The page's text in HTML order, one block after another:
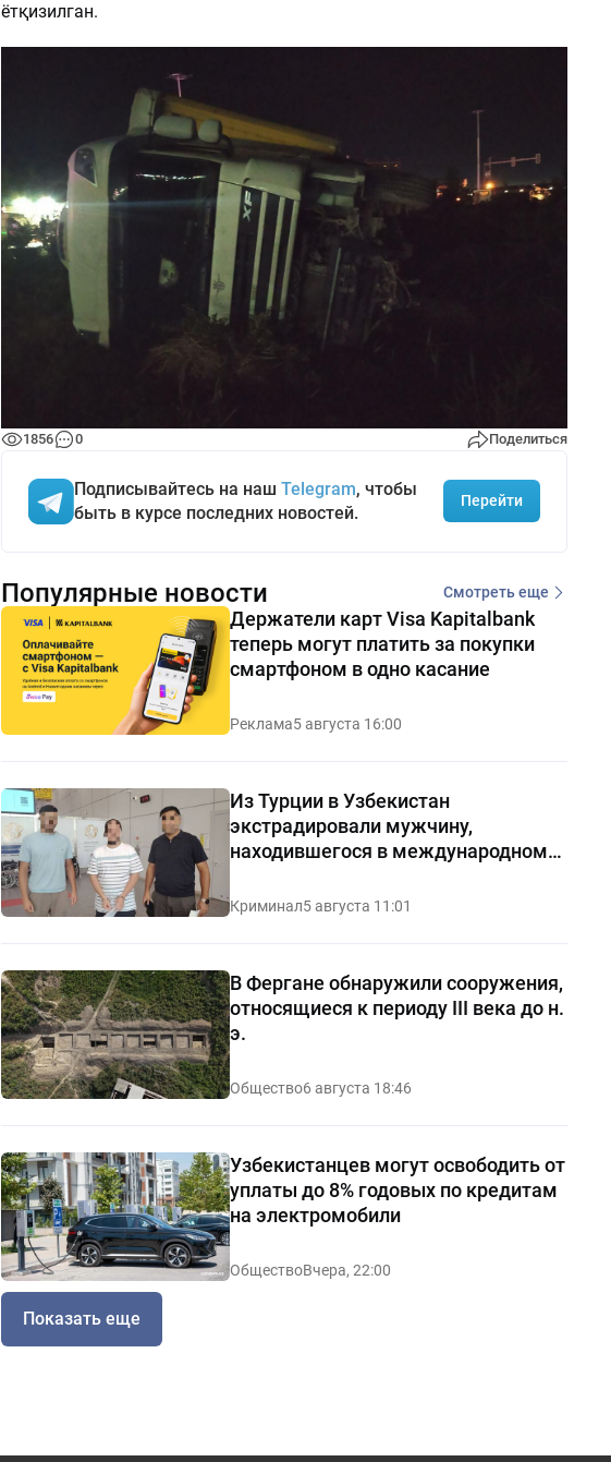
ётқизилган.
1856 0 Поделиться
Подписывайтесь на наш Telegram, чтобы
быть в курсе последних новостей.
Перейти
Популярные новости Смотреть еще
Держатели карт Visa Kapitalbank
теперь могут платить за покупки
смартфоном в одно касание
Реклама5 августа 16:00
Из Турции в Узбекистан
экстрадировали мужчину,
находившегося в международном
Криминал5 августа 11:01
В Фергане обнаружили сооружения,
относящиеся к периоду III века до н.
э.
Общество6 августа 18:46
Узбекистанцев могут освободить от
уплаты до 8% годовых по кредитам
на электромобили
ОбществоВчера, 22:00
Показать еще